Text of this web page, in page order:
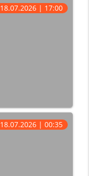
18.07.2026 | 17:00
18.07.2026 | 00:35